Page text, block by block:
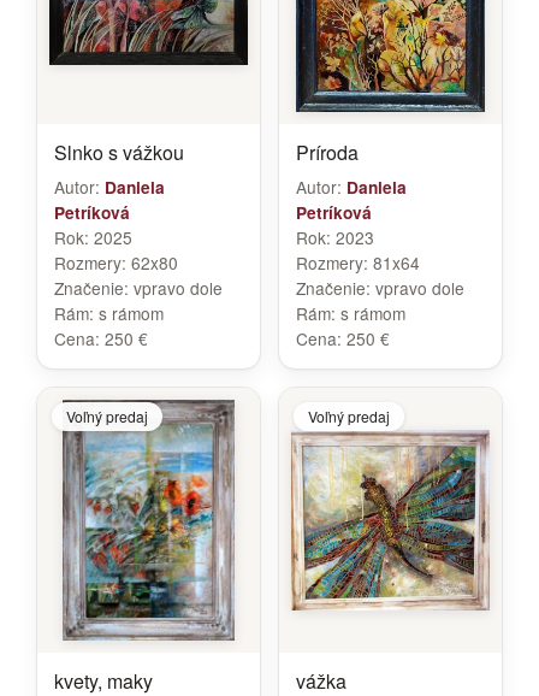
Slnko s vážkou
Autor: Daniela
Petríková
Rok: 2025
Rozmery: 62x80
Značenie: vpravo dole
Rám: s rámom
Cena: 250 €
Príroda
Autor: Daniela
Petríková
Rok: 2023
Rozmery: 81x64
Značenie: vpravo dole
Rám: s rámom
Cena: 250 €
Voľný predaj
kvety, maky
Voľný predaj
vážka